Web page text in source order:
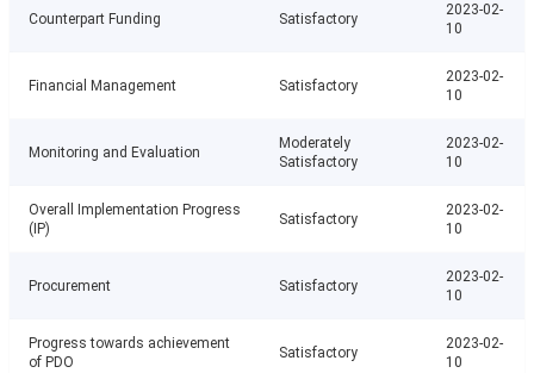
Counterpart Funding Satisfactory
2023-02-
10
Financial Management Satisfactory
2023-02-
10
Monitoring and Evaluation
Moderately
Satisfactory
2023-02-
10
Overall Implementation Progress
(IP)
Satisfactory
2023-02-
10
Procurement Satisfactory
2023-02-
10
Progress towards achievement
of PDO
Satisfactory
2023-02-
10